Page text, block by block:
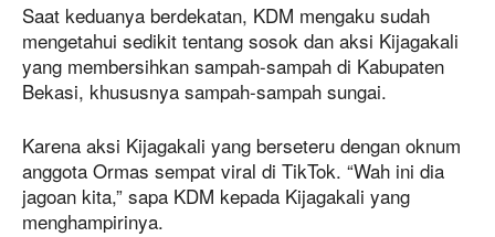
Saat keduanya berdekatan, KDM mengaku sudah
mengetahui sedikit tentang sosok dan aksi Kijagakali
yang membersihkan sampah-sampah di Kabupaten
Bekasi, khususnya sampah-sampah sungai.
Karena aksi Kijagakali yang berseteru dengan oknum
anggota Ormas sempat viral di TikTok. “Wah ini dia
jagoan kita,” sapa KDM kepada Kijagakali yang
menghampirinya.